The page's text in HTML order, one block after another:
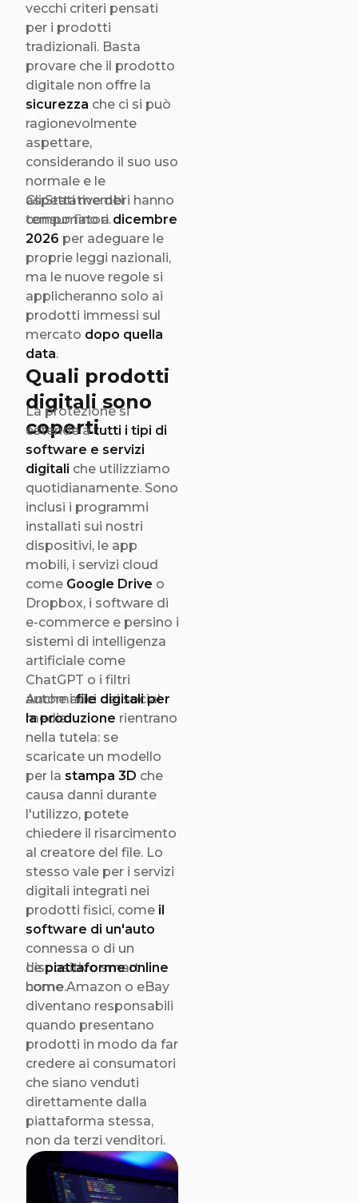
vecchi criteri pensati
per i prodotti
tradizionali. Basta
provare che il prodotto
digitale non offre la
sicurezza che ci si può
ragionevolmente
aspettare,
considerando il suo uso
normale e le
aspettative dei
consumatori.
Gli Stati membri hanno
tempo fino adicembre
2026 per adeguare le
proprie leggi nazionali,
ma le nuove regole si
applicheranno solo ai
prodotti immessi sul
mercato dopo quella
data.
Quali prodotti
digitali sono
coperti
La protezione si
estende atutti i tipi di
software e servizi
digitali che utilizziamo
quotidianamente. Sono
inclusi i programmi
installati sui nostri
dispositivi, le app
mobili, i servizi cloud
come Google Drive o
Dropbox, i software di
e-commerce e persino i
sistemi di intelligenza
artificiale come
ChatGPT o i filtri
automatici dei social
media.
Anche ifile digitali per
la produzione rientrano
nella tutela: se
scaricate un modello
per la stampa 3D che
causa danni durante
l'utilizzo, potete
chiedere il risarcimento
al creatore del file. Lo
stesso vale per i servizi
digitali integrati nei
prodotti fisici, come il
software di un'auto
connessa o di un
dispositivo smart
home.
Lepiattaforme online
come Amazon o eBay
diventano responsabili
quando presentano
prodotti in modo da far
credere ai consumatori
che siano venduti
direttamente dalla
piattaforma stessa,
non da terzi venditori.